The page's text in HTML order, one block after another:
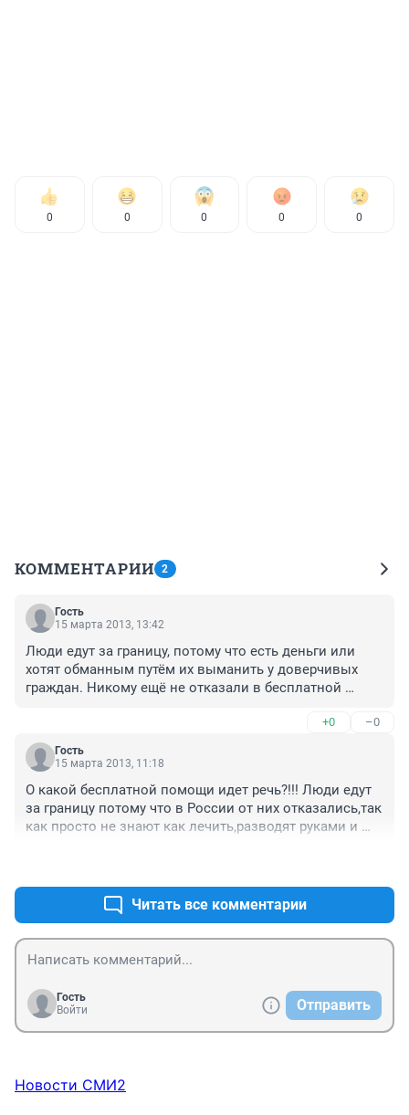
0 0 0 0 0
КОММЕНТАРИИ 2
Гость
15 марта 2013, 13:42
Люди едут за границу, потому что есть деньги или
хотят обманным путём их выманить у доверчивых
граждан. Никому ещё не отказали в бесплатной
заграничных, но зарубежная реклама зарабатывает
большие деньги из-за отсутствия нашей рекламы. Не
верьте рекламе, не тратьте деньги там, где вы никому
бесплатно.
+0 –0
Гость
15 марта 2013, 11:18
О какой бесплатной помощи идет речь?!!! Люди едут
за границу потому что в России от них отказались,так
как просто не знают как лечить,разводят руками и
Читать все комментарии
Гость
Войти
Отправить
Новости СМИ2